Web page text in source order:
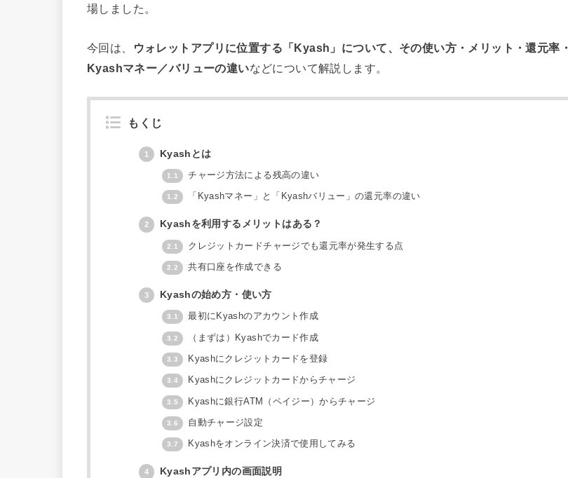
場しました。
今回は、
ウォレットアプリに位置する「Kyash」について、その使い方・メリット・還元率・
Kyashマネー／バリューの違いなどについて解説します。
もくじ
1 Kyashとは
1.1 チャージ方法による残高の違い
1.2 「Kyashマネー」と「Kyashバリュー」の還元率の違い
2 Kyashを利用するメリットはある？
2.1 クレジットカードチャージでも還元率が発生する点
2.2 共有口座を作成できる
3 Kyashの始め方・使い方
3.1 最初にKyashのアカウント作成
3.2 （まずは）Kyashでカード作成
3.3 Kyashにクレジットカードを登録
3.4 Kyashにクレジットカードからチャージ
3.5 Kyashに銀行ATM（ペイジー）からチャージ
3.6 自動チャージ設定
3.7 Kyashをオンライン決済で使用してみる
4 Kyashアプリ内の画面説明